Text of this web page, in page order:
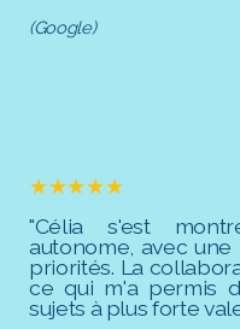
(Google)
★★★★★
"Célia s'est
autonome, avec
priorités. La
ce qui m'a permis
sujets à plus forte